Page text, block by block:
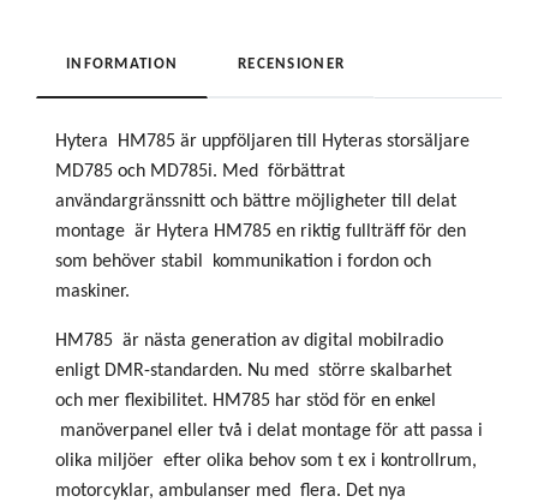
INFORMATION RECENSIONER
Hytera HM785 är uppföljaren till Hyteras storsäljare
MD785 och MD785i. Med förbättrat
användargränssnitt och bättre möjligheter till delat
montage är Hytera HM785 en riktig fullträff för den
som behöver stabil kommunikation i fordon och
maskiner.
HM785 är nästa generation av digital mobilradio
enligt DMR-standarden. Nu med större skalbarhet
och mer flexibilitet. HM785 har stöd för en enkel
manöverpanel eller två i delat montage för att passa i
olika miljöer efter olika behov som t ex i kontrollrum,
motorcyklar, ambulanser med flera. Det nya